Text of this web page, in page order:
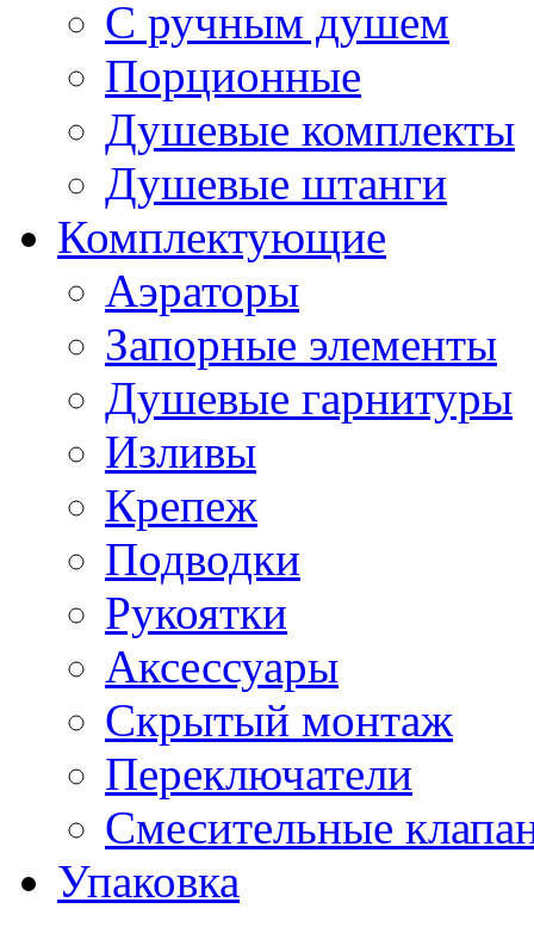
С ручным душем
Порционные
Душевые комплекты
Душевые штанги
Комплектующие
Аэраторы
Запорные элементы
Душевые гарнитуры
Изливы
Крепеж
Подводки
Рукоятки
Аксессуары
Скрытый монтаж
Переключатели
Смесительные
Упаковка